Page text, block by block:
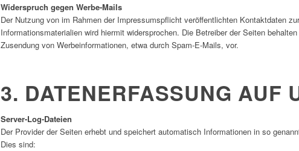
Widerspruch gegen Werbe-Mails
Der Nutzung von im Rahmen der Impressumspflicht veröffentlichten Kontaktdaten
Informationsmaterialien wird hiermit widersprochen. Die Betreiber der Seiten
Zusendung von Werbeinformationen, etwa durch Spam-E-Mails, vor.
3. DATENERFASSUNG AUF
Server-Log-Dateien
Der Provider der Seiten erhebt und speichert automatisch Informationen in so
Dies sind: